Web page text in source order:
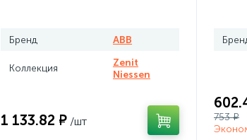
Бренд ABB
Коллекция
Zenit
Niessen
1 133.82 ₽ /шт
753 ₽